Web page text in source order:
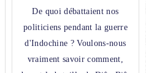
De quoi débattaient nos
politiciens pendant la guerre
d'Indochine ? Voulons-nous
vraiment savoir comment,